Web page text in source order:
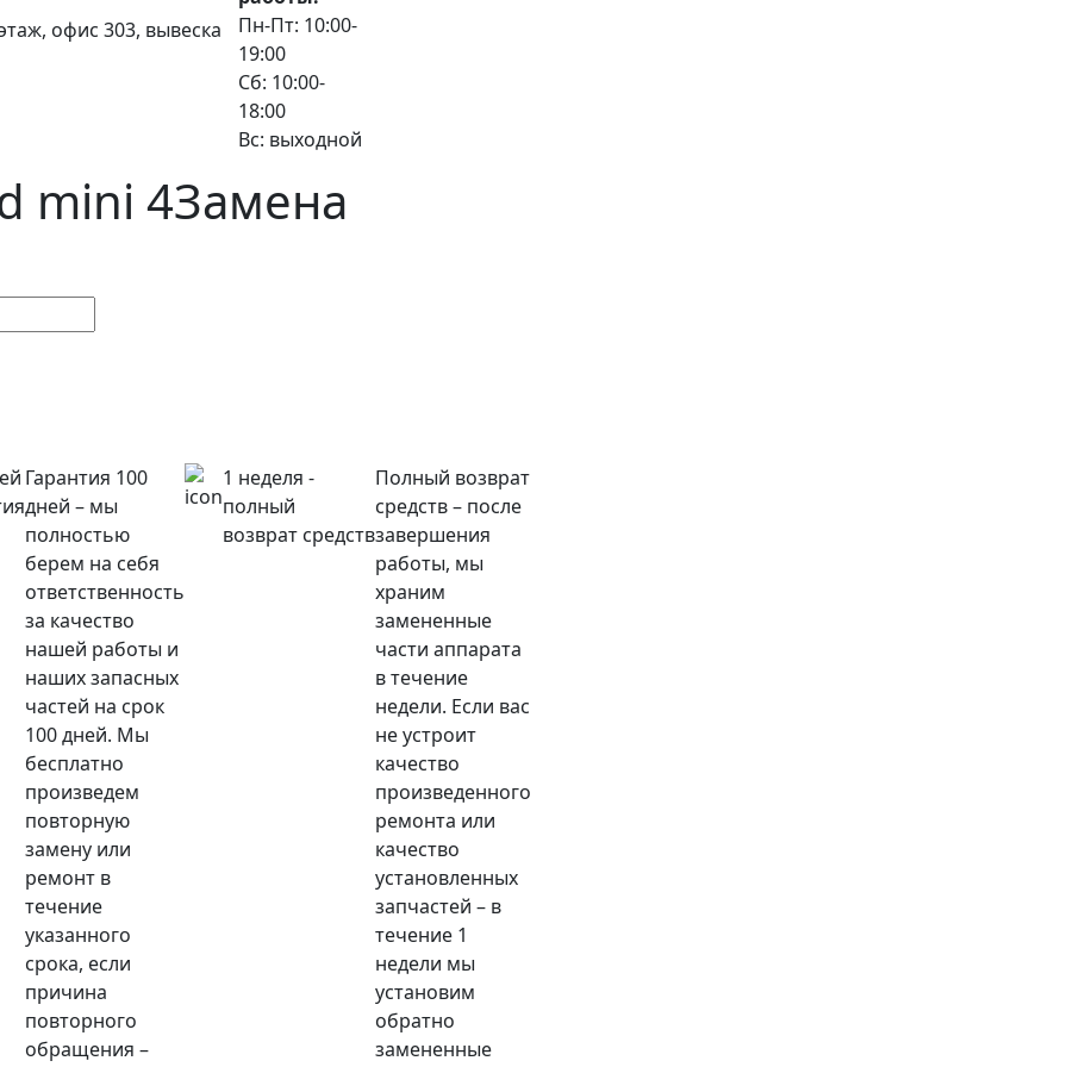
офис 303, вывеска
Пн-Пт: 10:00-
19:00
Сб: 10:00-
18:00
Вс: выходной
mini 4Замена
Гарантия 100
дней – мы
полностью
берем на себя
ответственность
за качество
нашей работы и
наших запасных
частей на срок
100 дней. Мы
бесплатно
произведем
повторную
замену или
ремонт в
течение
указанного
срока, если
причина
повторного
обращения –
1 неделя -
полный
возврат средств
Полный возврат
средств – после
завершения
работы, мы
храним
замененные
части аппарата
в течение
недели. Если вас
не устроит
качество
произведенного
ремонта или
качество
установленных
запчастей – в
течение 1
недели мы
установим
обратно
замененные